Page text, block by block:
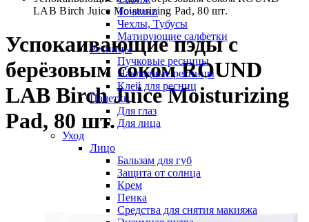
Точилки
Чехлы, Тубусы
Матирующие салфетки
Ресницы
Пучковые ресницы
Накладные ресницы
Клей для ресниц
Палетки
Для глаз
Для лица
Уход
Лицо
Бальзам для губ
Защита от солнца
Крем
Пенка
Средства для снятия макияжа
LAB Birch Juice Moisturizing Pad, 80 шт.
Успокаивающие пэды с
берёзовым соком ROUND
LAB Birch Juice Moisturizing
Pad, 80 шт.